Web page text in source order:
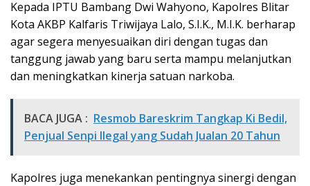
Kepada IPTU Bambang Dwi Wahyono, Kapolres Blitar
Kota AKBP Kalfaris Triwijaya Lalo, S.I.K., M.I.K. berharap
agar segera menyesuaikan diri dengan tugas dan
tanggung jawab yang baru serta mampu melanjutkan
dan meningkatkan kinerja satuan narkoba.
BACA JUGA : Resmob Bareskrim Tangkap Ki Bedil,
Penjual Senpi Ilegal yang Sudah Jualan 20 Tahun
Kapolres juga menekankan pentingnya sinergi dengan